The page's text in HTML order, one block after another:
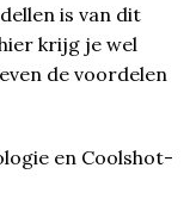
is van dit
krijg je wel
de voordelen
en Coolshot-